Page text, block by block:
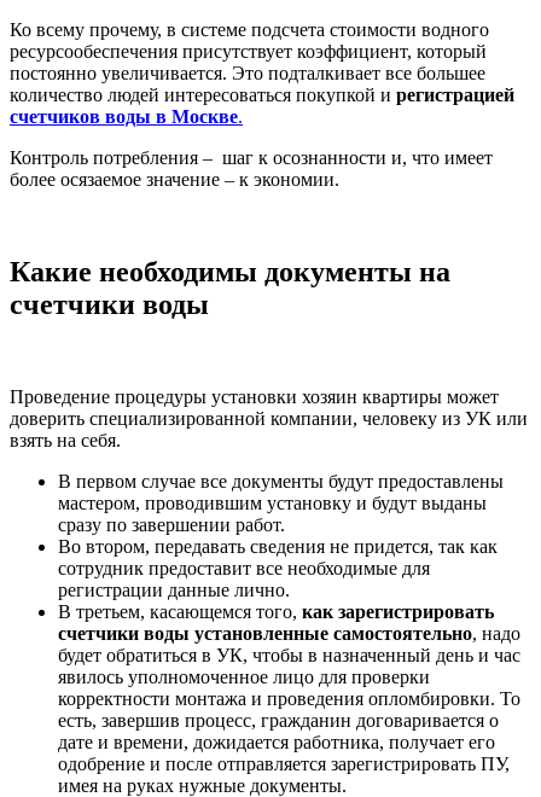
Ко всему прочему, в системе подсчета стоимости водного
ресурсообеспечения присутствует коэффициент, который
постоянно увеличивается. Это подталкивает все большее
количество людей интересоваться покупкой и регистрацией
счетчиков воды в Москве.
Контроль потребления – шаг к осознанности и, что имеет
более осязаемое значение – к экономии.
Какие необходимы документы на
счетчики воды
Проведение процедуры установки хозяин квартиры может
доверить специализированной компании, человеку из УК или
взять на себя.
В первом случае все документы будут предоставлены
мастером, проводившим установку и будут выданы
сразу по завершении работ.
Во втором, передавать сведения не придется, так как
сотрудник предоставит все необходимые для
регистрации данные лично.
В третьем, касающемся того, как зарегистрировать
счетчики воды установленные самостоятельно, надо
будет обратиться в УК, чтобы в назначенный день и час
явилось уполномоченное лицо для проверки
корректности монтажа и проведения опломбировки. То
есть, завершив процесс, гражданин договаривается о
дате и времени, дожидается работника, получает его
одобрение и после отправляется зарегистрировать ПУ,
имея на руках нужные документы.